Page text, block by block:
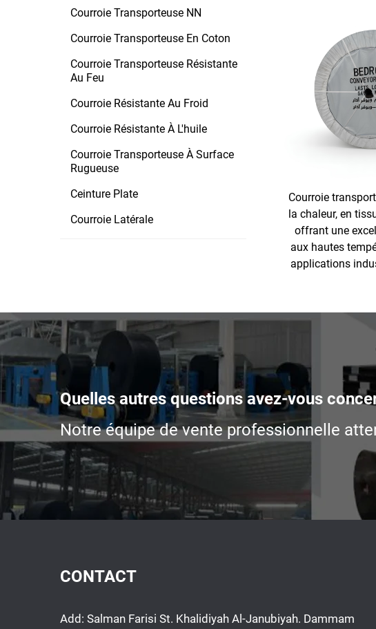
Courroie Transporteuse NN
Courroie Transporteuse En Coton
Courroie Transporteuse Résistante
Au Feu
Courroie Résistante Au Froid
Courroie Résistante À L'huile
Courroie Transporteuse À Surface
Rugueuse
Ceinture Plate
Courroie Latérale
Courroie
la chaleur, en
offrant une
aux hautes
applications
Quelles autres questions avez-vous
Notre équipe de vente professionnelle
CONTACT
Add: Salman Farisi St. Khalidiyah Al-Janubiyah. Dammam